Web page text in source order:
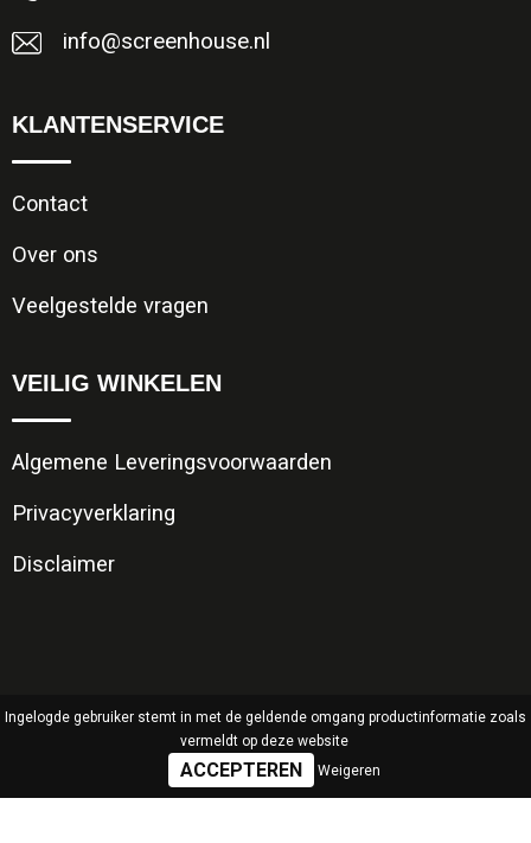
info@screenhouse.nl
KLANTENSERVICE
Contact
Over ons
Veelgestelde vragen
VEILIG WINKELEN
Algemene Leveringsvoorwaarden
Privacyverklaring
Disclaimer
Ingelogde gebruiker stemt in met de geldende omgang productinformatie zoals
vermeldt op deze website
Weigeren